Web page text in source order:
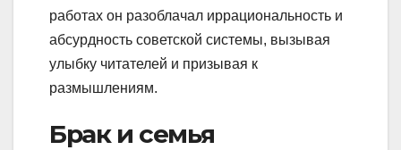
работах он разоблачал иррациональность и
абсурдность советской системы, вызывая
улыбку читателей и призывая к
размышлениям.
Брак и семья